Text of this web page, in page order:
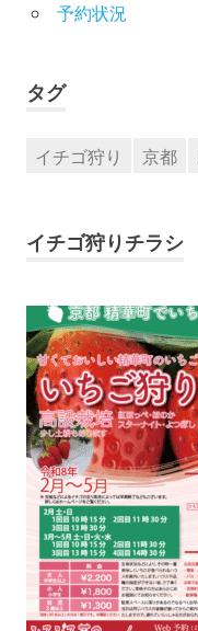
予約状況
タグ
イチゴ狩り 京都
イチゴ狩りチラシ